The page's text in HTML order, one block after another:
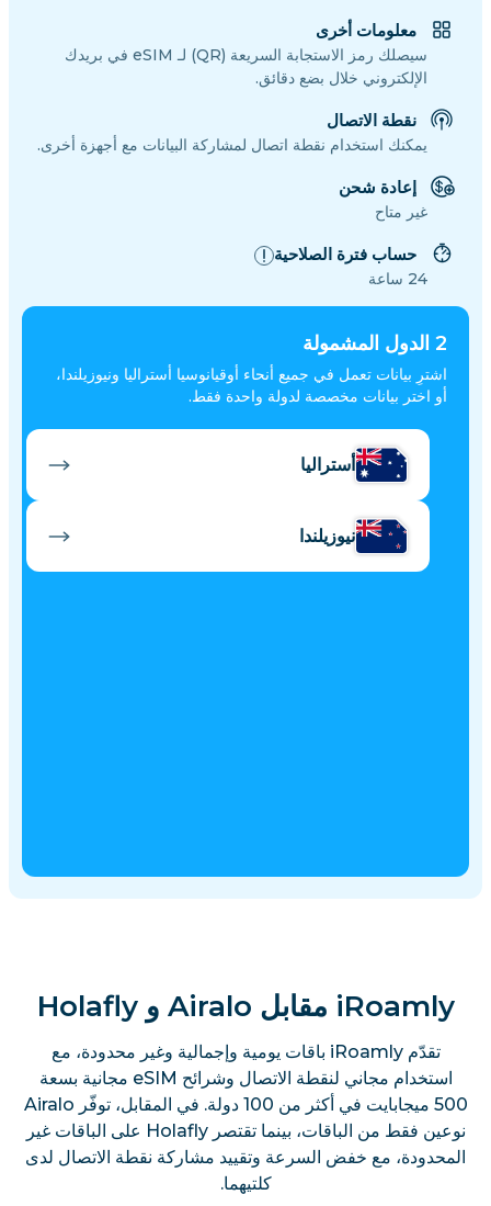
2 الدول المشمولة
اشترِ بيانات تعمل في جميع أنحاء أوقيانوسيا أستراليا ونيوزيلندا،
أو اختر بيانات مخصصة لدولة واحدة فقط.
أستراليا
نيوزيلندا
معلومات أخرى
سيصلك رمز الاستجابة السريعة (QR) لـ eSIM في بريدك
الإلكتروني خلال بضع دقائق.
نقطة الاتصال
يمكنك استخدام نقطة اتصال لمشاركة البيانات مع أجهزة أخرى.
إعادة شحن
غير متاح
حساب فترة الصلاحية
24 ساعة
iRoamly مقابل Airalo و Holafly
تقدّم iRoamly باقات يومية وإجمالية وغير محدودة، مع
استخدام مجاني لنقطة الاتصال وشرائح eSIM مجانية بسعة
500 ميجابايت في أكثر من 100 دولة. في المقابل، توفّر Airalo
نوعين فقط من الباقات، بينما تقتصر Holafly على الباقات غير
المحدودة، مع خفض السرعة وتقييد مشاركة نقطة الاتصال لدى
كلتيهما.